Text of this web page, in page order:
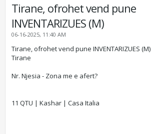
Tirane, ofrohet vend pune
INVENTARIZUES (M)
06-16-2025, 11:40 AM
Tirane, ofrohet vend pune INVENTARIZUES (M)
Tirane
Nr. Njesia - Zona me e afert?
11 QTU | Kashar | Casa Italia